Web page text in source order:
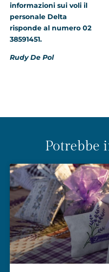
informazioni sui voli il
personale Delta
risponde al numero 02
38591451.
Rudy De Pol
Potrebbe